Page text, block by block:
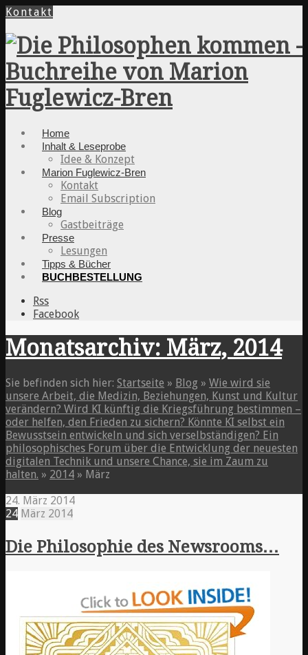
Kontakt
Home
Inhalt & Leseprobe
Idee & Konzept
Marion Fuglewicz-Bren
Kontakt
Email Subscription
Blog
Gastbeiträge
Presse
Lesungen
Tipps & Bücher
BUCHBESTELLUNG
Rss
Facebook
Monatsarchiv: März, 2014
Sie befinden sich hier: Startseite » Blog » Wie wird sie
unsere Arbeit, die Medizin, Beziehungen, Kunst und Kultur
verändern? Wird KI künftig die Kriegsführung bestimmen –
oder helfen, den Frieden zu sichern? Könnte KI selbst ein
Bewusstsein entwickeln und sich verselbständigen? Ein
philosophisches Forum über die Entwicklung der neuesten
digitalen Technik und unsere Chance, sie im Zaum zu
halten. » 2014 » März
24. März 2014
24 März 2014
Die Philosophie des Newsrooms…